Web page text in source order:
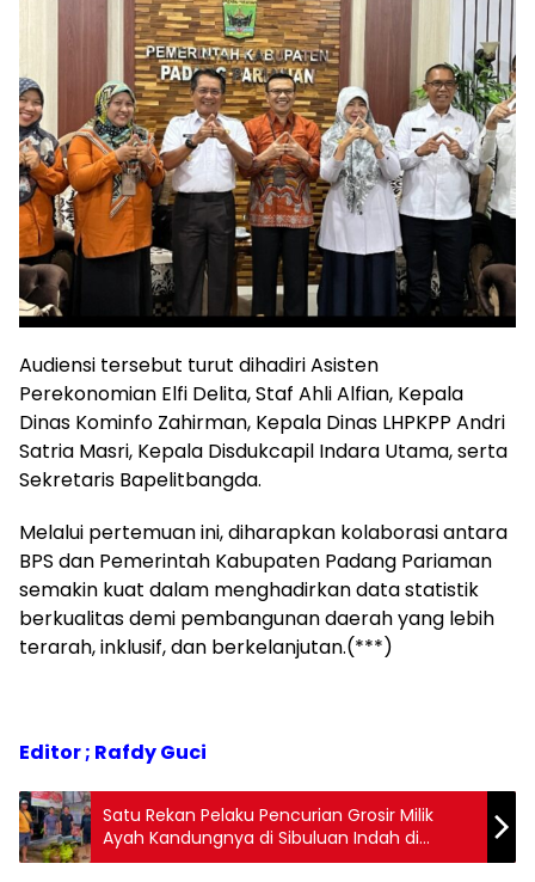
Audiensi tersebut turut dihadiri Asisten
Perekonomian Elfi Delita, Staf Ahli Alfian, Kepala
Dinas Kominfo Zahirman, Kepala Dinas LHPKPP Andri
Satria Masri, Kepala Disdukcapil Indara Utama, serta
Sekretaris Bapelitbangda.
Melalui pertemuan ini, diharapkan kolaborasi antara
BPS dan Pemerintah Kabupaten Padang Pariaman
semakin kuat dalam menghadirkan data statistik
berkualitas demi pembangunan daerah yang lebih
terarah, inklusif, dan berkelanjutan.(***)
Editor ; Rafdy Guci
Satu Rekan Pelaku Pencurian Grosir Milik
Ayah Kandungnya di Sibuluan Indah di
Tangkap Polisi